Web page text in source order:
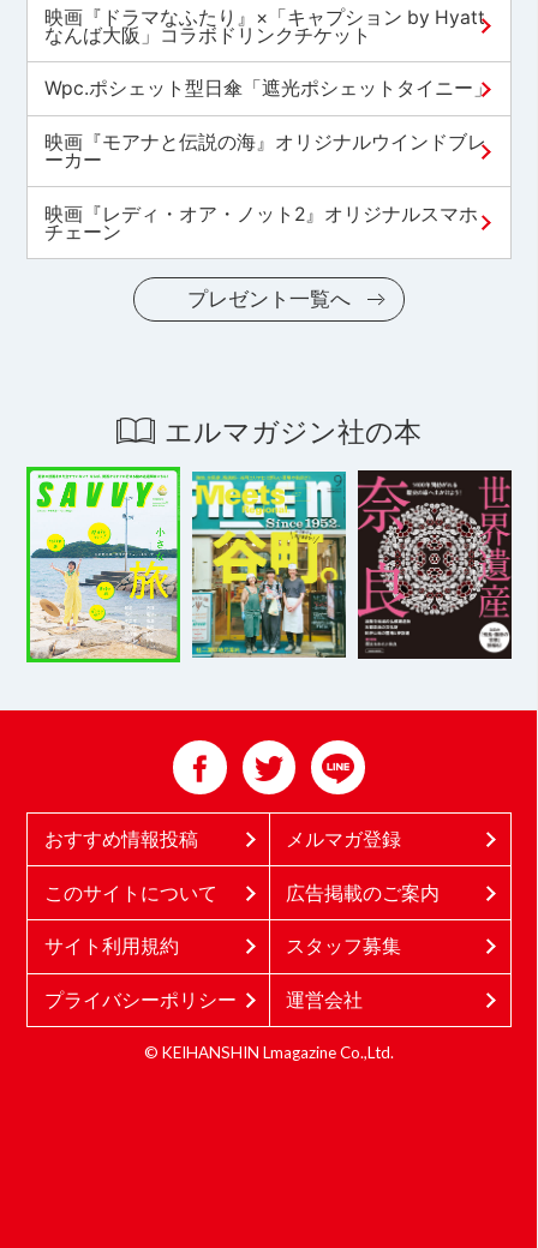
映画『ドラマなふたり』×「キャプション by Hyatt
なんば大阪」コラボドリンクチケット
Wpc.ポシェット型日傘「遮光ポシェットタイニー」
映画『モアナと伝説の海』オリジナルウインドブレ
ーカー
映画『レディ・オア・ノット2』オリジナルスマホ
チェーン
プレゼント一覧へ
エルマガジン社の本
おすすめ情報投稿 メルマガ登録
このサイトについて 広告掲載のご案内
サイト利用規約 スタッフ募集
プライバシーポリシー 運営会社
© KEIHANSHIN Lmagazine Co.,Ltd.